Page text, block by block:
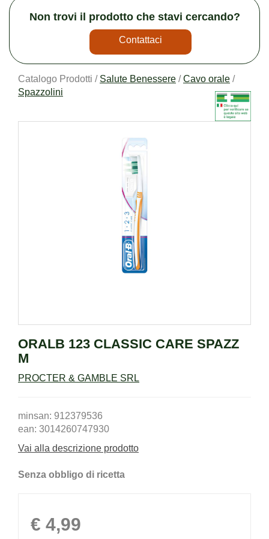
Non trovi il prodotto che stavi cercando?
Contattaci
Catalogo Prodotti / Salute Benessere /Cavo orale /
Spazzolini
ORALB 123 CLASSIC CARE SPAZZ
M
PROCTER & GAMBLE SRL
minsan: 912379536
ean: 3014260747930
Vai alla descrizione prodotto
Senza obbligo di ricetta
Prezzo
€ 4,99